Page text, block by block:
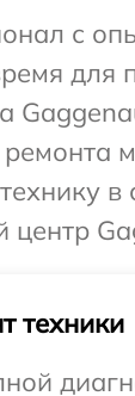
с
для
в
центр
техники